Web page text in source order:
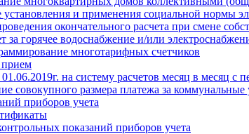
и применения социальной нормы
окончательного расчета при смене
за горячее водоснабжение и/или
многотарифных счетчиков
прием
на систему расчетов месяц в месяц
совокупного размера платежа за коммунальные
приборов учета
показаний приборов учета